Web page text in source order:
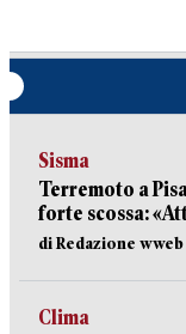
Sisma
Terremoto a
forte scossa:
di Redazione wweb
Clima